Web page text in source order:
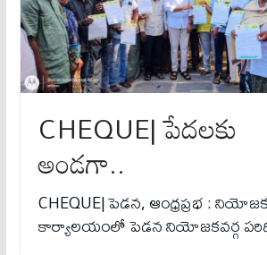
CHEQUE| పేదలకు
అండగా..
CHEQUE| పెడన, ఆంధ్రప్రభ :
కార్యాలయంలో పెడన నియోజకవర్గ